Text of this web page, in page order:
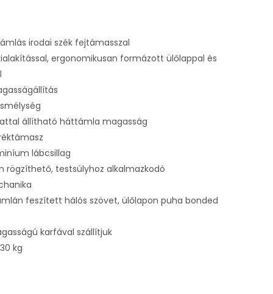
irodai szék fejtámasszal
ergonomikusan formázott ülőlappal és
állítható háttámla magasság
lábcsillag
rögzíthető, testsúlyhoz alkalmazkodó
feszített hálós szövet, ülőlapon puha bonded
karfával szállítjuk
kg